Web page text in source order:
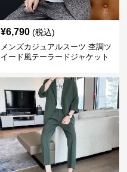
¥6,790 (税込)
メンズカジュアルスーツ 杢調ツ
イード風テーラードジャケット